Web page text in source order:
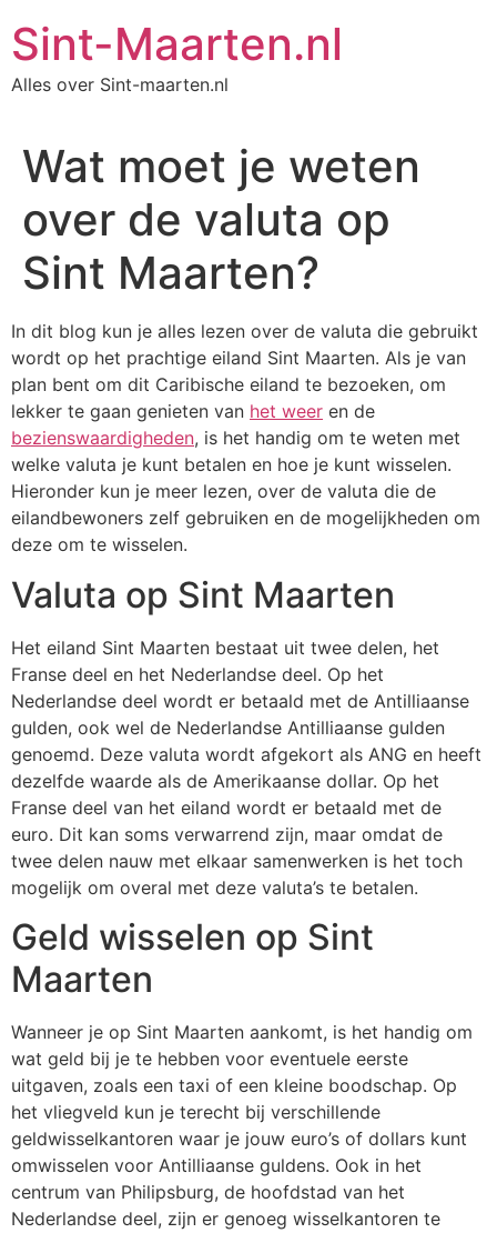
naar
de
inhoud
Sint-Maarten.nl
Alles over Sint-maarten.nl
Wat moet je weten
over de valuta op
Sint Maarten?
In dit blog kun je alles lezen over de valuta die gebruikt
wordt op het prachtige eiland Sint Maarten. Als je van
plan bent om dit Caribische eiland te bezoeken, om
lekker te gaan genieten van het weer en de
bezienswaardigheden, is het handig om te weten met
welke valuta je kunt betalen en hoe je kunt wisselen.
Hieronder kun je meer lezen, over de valuta die de
eilandbewoners zelf gebruiken en de mogelijkheden om
deze om te wisselen.
Valuta op Sint Maarten
Het eiland Sint Maarten bestaat uit twee delen, het
Franse deel en het Nederlandse deel. Op het
Nederlandse deel wordt er betaald met de Antilliaanse
gulden, ook wel de Nederlandse Antilliaanse gulden
genoemd. Deze valuta wordt afgekort als ANG en heeft
dezelfde waarde als de Amerikaanse dollar. Op het
Franse deel van het eiland wordt er betaald met de
euro. Dit kan soms verwarrend zijn, maar omdat de
twee delen nauw met elkaar samenwerken is het toch
mogelijk om overal met deze valuta’s te betalen.
Geld wisselen op Sint
Maarten
Wanneer je op Sint Maarten aankomt, is het handig om
wat geld bij je te hebben voor eventuele eerste
uitgaven, zoals een taxi of een kleine boodschap. Op
het vliegveld kun je terecht bij verschillende
geldwisselkantoren waar je jouw euro’s of dollars kunt
omwisselen voor Antilliaanse guldens. Ook in het
centrum van Philipsburg, de hoofdstad van het
Nederlandse deel, zijn er genoeg wisselkantoren te